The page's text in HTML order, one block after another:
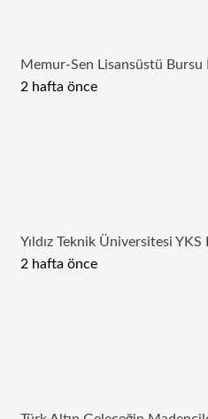
Memur-Sen Lisansüstü Bursu
2 hafta önce
Yıldız Teknik Üniversitesi YKS
2 hafta önce